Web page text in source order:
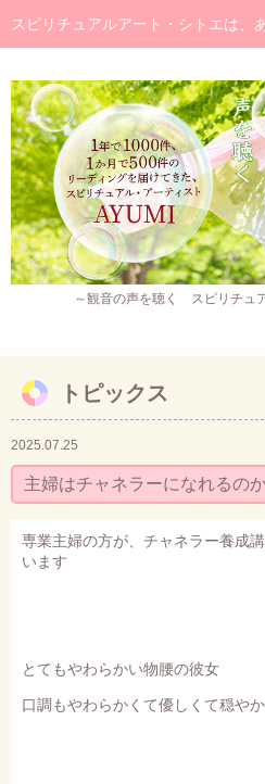
～観音の声を聴く スピリチュ
◆ごあいさつ
スピリチュアル・メッセージ
チャネラー養成講座
スピリチュアル開花レッスン
レイキヒーラー養成コース・レイキ
作品販売
イベント・セミナー・お茶会
セミナー・お茶会のご依頼
◆プロフィール
トピックス
2025.07.25
主婦はチャネラーになれるの
専業主婦の方が、チャネラー養成
います
とてもやわらかい物腰の彼女
口調もやわらかくて優しくて穏や